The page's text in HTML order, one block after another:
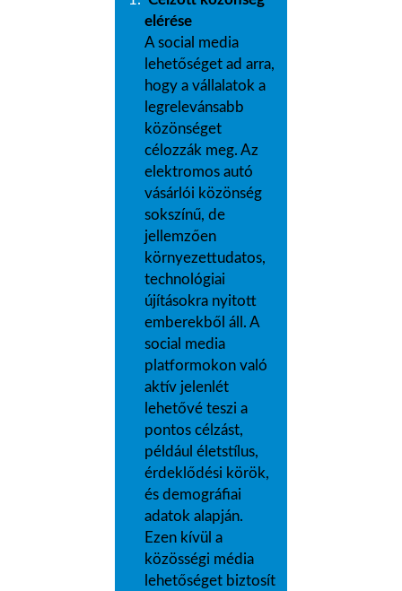
elérése
A social media
lehetőséget ad arra,
hogy a vállalatok a
legrelevánsabb
közönséget
célozzák meg. Az
elektromos autó
vásárlói közönség
sokszínű, de
jellemzően
környezettudatos,
technológiai
újításokra nyitott
emberekből áll. A
social media
platformokon való
aktív jelenlét
lehetővé teszi a
pontos célzást,
például életstílus,
érdeklődési körök,
és demográfiai
adatok alapján.
Ezen kívül a
közösségi média
lehetőséget biztosít